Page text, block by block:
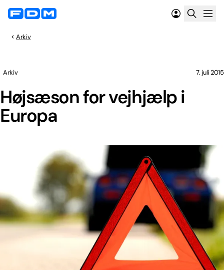
Arkiv
Højsæson for vejhjælp i
Europa
Arkiv 7. juli 2015